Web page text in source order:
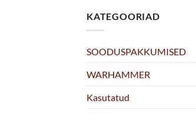
KATEGOORIAD
SOODUSPAKKUMISED
WARHAMMER
Kasutatud